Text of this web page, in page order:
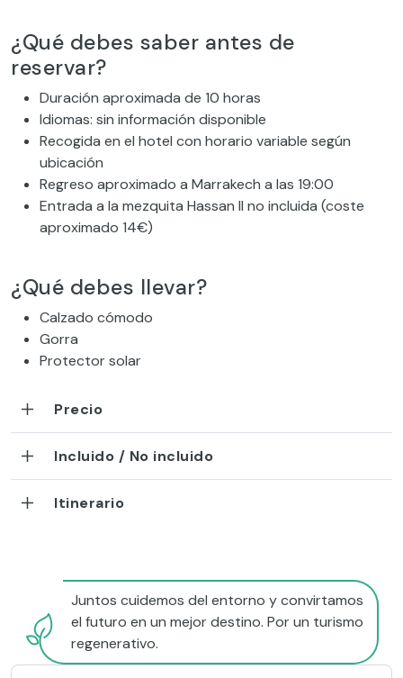
¿Qué debes saber antes de
reservar?
Duración aproximada de 10 horas
Idiomas: sin información disponible
Recogida en el hotel con horario variable según
ubicación
Regreso aproximado a Marrakech a las 19:00
Entrada a la mezquita Hassan II no incluida (coste
aproximado 14€)
¿Qué debes llevar?
Calzado cómodo
Gorra
Protector solar
Precio
Incluido / No incluido
Itinerario
Juntos cuidemos del entorno y convirtamos
el futuro en un mejor destino. Por un turismo
regenerativo.